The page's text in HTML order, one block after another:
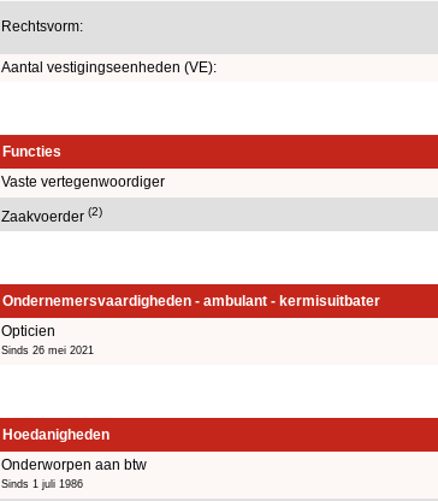
Rechtsvorm:
Aantal vestigingseenheden (VE):
Functies
Vaste vertegenwoordiger
Zaakvoerder (2)
Ondernemersvaardigheden - ambulant - kermisuitbater
Opticien
Sinds 26 mei 2021
Hoedanigheden
Onderworpen aan btw
Sinds 1 juli 1986